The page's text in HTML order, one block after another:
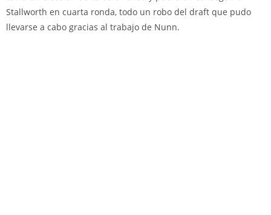
Stallworth en cuarta ronda, todo un robo del draft que pudo
llevarse a cabo gracias al trabajo de Nunn.